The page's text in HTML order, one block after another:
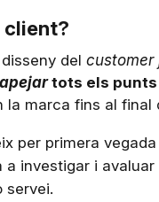
client?
del customer
tots els punts
marca fins al
per primera
a investigar i
servei.